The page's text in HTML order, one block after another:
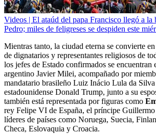
Videos | El ataúd del papa Francisco llegó a la
Pedro; miles de feligreses se despiden este
Mientras tanto, la ciudad eterna se convierte
de dignatarios y representantes religiosos de
los jefes de Estado confirmados se encuentran
argentino Javier Milei, acompañado por
mandatario brasileño Luiz Inácio Lula da
estadounidense Donald Trump, junto a su
también está representada por figuras como
rey Felipe VI de España, el príncipe
líderes de países como Noruega, Suecia,
Checa, Eslovaquia y Croacia.